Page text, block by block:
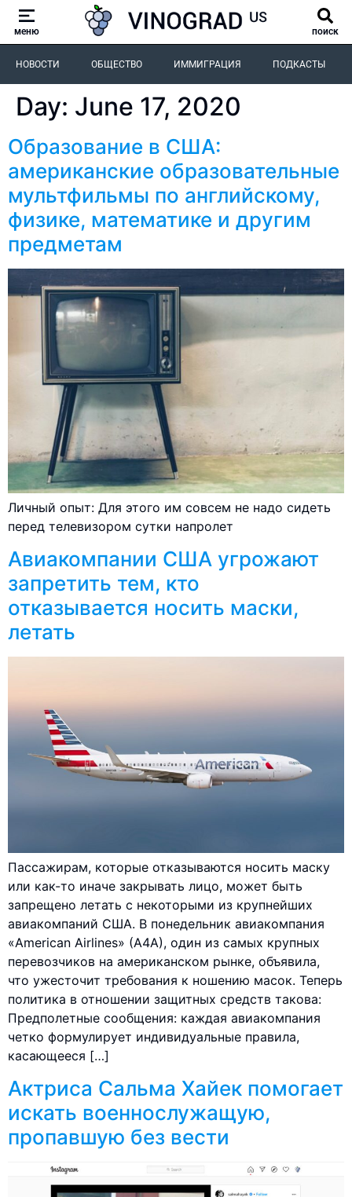
меню поиск
НОВОСТИ ОБЩЕСТВО ИММИГРАЦИЯ ПОДКАСТЫ
Day: June 17, 2020
Образование в США:
американские образовательные
мультфильмы по английскому,
физике, математике и другим
предметам
Личный опыт: Для этого им совсем не надо сидеть
перед телевизором сутки напролет
Авиакомпании США угрожают
запретить тем, кто
отказывается носить маски,
летать
Пассажирам, которые отказываются носить маску
или как-то иначе закрывать лицо, может быть
запрещено летать с некоторыми из крупнейших
авиакомпаний США. В понедельник авиакомпания
«American Airlines» (A4A), один из самых крупных
перевозчиков на американском рынке, объявила,
что ужесточит требования к ношению масок. Теперь
политика в отношении защитных средств такова:
Предполетные сообщения: каждая авиакомпания
четко формулирует индивидуальные правила,
касающееся […]
Актриса Сальма Хайек помогает
искать военнослужащую,
пропавшую без вести